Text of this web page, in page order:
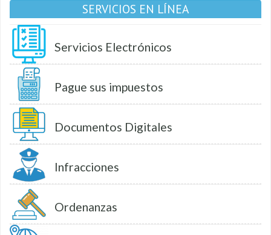
SERVICIOS EN LÍNEA
Servicios Electrónicos
Pague sus impuestos
Documentos Digitales
Infracciones
Ordenanzas